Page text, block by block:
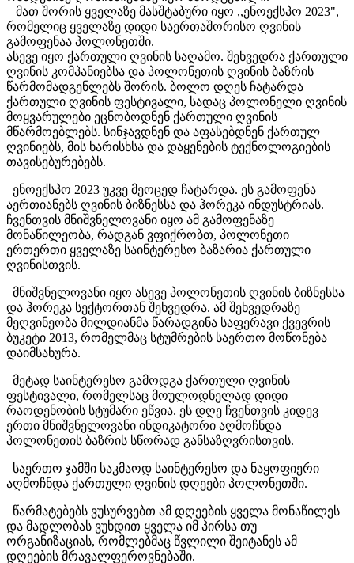
მათ შორის ყველაზე მასშტაბური იყო ,,ენოექსპო 2023",
რომელიც ყველაზე დიდი საერთაშორისო ღვინის
გამოფენაა პოლონეთში.
ასევე იყო ქართული ღვინის საღამო. შეხვედრა ქართული
ღვინის კომპანიებსა და პოლონეთის ღვინის ბაზრის
წარმომადგენლებს შორის. ბოლო დღეს ჩატარდა
ქართული ღვინის ფესტივალი, სადაც პოლონელი ღვინის
მოყვარულები ეცნობოდნენ ქართული ღვინის
მწარმოებლებს. სინჯავდნენ და აფასებდნენ ქართულ
ღვინიებს, მის ხარისხსა და დაყენების ტექნოლოგიების
თავისებურებებს.
ენოექსპო 2023 უკვე მეოცედ ჩატარდა. ეს გამოფენა
აერთიანებს ღვინის ბიზნესსა და ჰორეკა ინდუსტრიას.
ჩვენთვის მნიშვნელოვანი იყო ამ გამოფენაზე
მონაწილეობა, რადგან ვფიქრობთ, პოლონეთი
ერთერთი ყველაზე საინტერესო ბაზარია ქართული
ღვინისთვის.
მნიშვნელოვანი იყო ასევე პოლონეთის ღვინის ბიზნესსა
და ჰორეკა სექტორთან შეხვედრა. ამ შეხვედრაზე
მეღვინეობა მილდიანმა წარადგინა საფერავი ქვევრის
ბუკეტი 2013, რომელმაც სტუმრების საერთო მოწონება
დაიმსახურა.
მეტად საინტერესო გამოდგა ქართული ღვინის
ფესტივალი, რომელსაც მოულოდნელად დიდი
რაოდენობის სტუმარი ეწვია. ეს დღე ჩვენთვის კიდევ
ერთი მნიშვნელოვანი ინდიკატორი აღმოჩნდა
პოლონეთის ბაზრის სწორად განსაზღვრისთვის.
საერთო ჯამში საკმაოდ საინტერესო და ნაყოფიერი
აღმოჩნდა ქართული ღვინის დღეები პოლონეთში.
წარმატებებს ვუსურვებთ ამ დღეების ყველა მონაწილეს
და მადლობას ვუხდით ყველა იმ პირსა თუ
ორგანიზაციას, რომლებმაც წვლილი შეიტანეს ამ
დღეების მრავალფეროვნებაში.